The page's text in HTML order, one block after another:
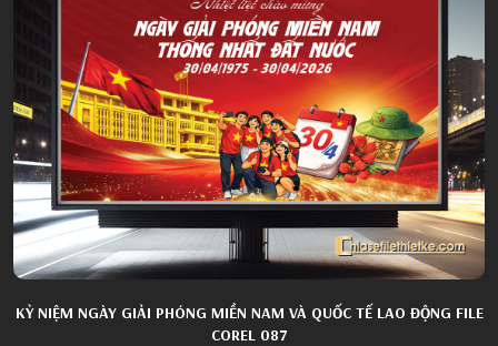
KỶ NIỆM NGÀY GIẢI PHÓNG MIỀN NAM VÀ QUỐC TẾ LAO ĐỘNG FILE
COREL 087